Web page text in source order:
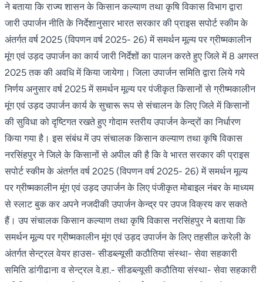
ने बताया कि राज्य शासन के किसान कल्याण तथा कृषि विकास विभाग द्वारा
जारी उपार्जन नीति के निर्देशानुसार भारत सरकार की प्राइस सपोर्ट स्कीम के
अंतर्गत वर्ष 2025 (विपणन वर्ष 2025- 26) में समर्थन मूल्य पर ग्रीष्मकालीन
मूंग एवं उड़द उपार्जन का कार्य जारी निर्देशों का पालन करते हुए जिले में 8 अगस्त
2025 तक की अवधि में किया जायेगा। जिला उपार्जन समिति द्वारा लिये गये
निर्णय अनुसार वर्ष 2025 में समर्थन मूल्य पर पंजीकृत किसानों से ग्रीष्मकालीन
मूंग एवं उड़द उपार्जन कार्य के सुचारू रूप से संचालन के लिए जिले में किसानों
की सुविधा को दृष्टिगत रखते हुए गोदाम स्तरीय उपार्जन केन्द्रों का निर्धारण
किया गया है। इस संबंध में उप संचालक किसान कल्याण तथा कृषि विकास
नरसिंहपुर ने जिले के किसानों से अपील की है कि वे भारत सरकार की प्राइस
सपोर्ट स्कीम के अंतर्गत वर्ष 2025 (विपणन वर्ष 2025- 26) में समर्थन मूल्य
पर ग्रीष्मकालीन मूंग एवं उड़द उपार्जन के लिए पंजीकृत मोबाइल नंबर के माध्यम
से स्लाट बुक कर अपने नजदीकी उपार्जन केन्द्र पर उपज विक्रय कर सकते
हैं। उप संचालक किसान कल्याण तथा कृषि विकास नरसिंहपुर ने बताया कि
समर्थन मूल्य पर ग्रीष्मकालीन मूंग एवं उड़द उपार्जन के लिए तहसील करेली के
अंतर्गत सेन्ट्रल वेयर हाउस- सीडब्ल्यूसी कठौतिया संस्था- सेवा सहकारी
समिति डांगीढाना व सेन्ट्रल वे.हा.- सीडब्ल्यूसी कठौतिया संस्था- सेवा सहकारी